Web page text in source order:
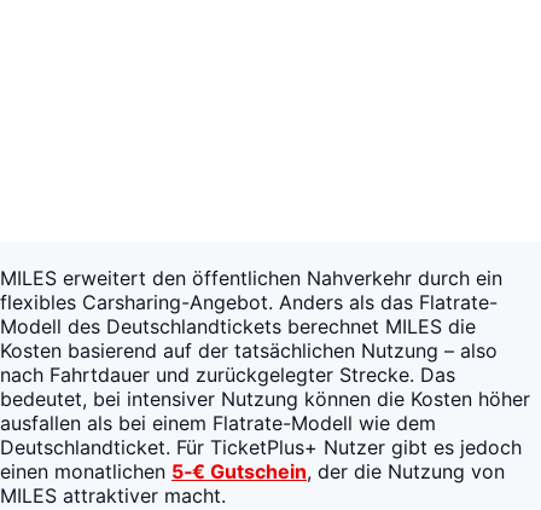
MILES erweitert den öffentlichen Nahverkehr durch ein
flexibles Carsharing-Angebot. Anders als das Flatrate-
Modell des Deutschlandtickets berechnet MILES die
Kosten basierend auf der tatsächlichen Nutzung – also
nach Fahrtdauer und zurückgelegter Strecke. Das
bedeutet, bei intensiver Nutzung können die Kosten höher
ausfallen als bei einem Flatrate-Modell wie dem
Deutschlandticket. Für TicketPlus+ Nutzer gibt es jedoch
einen monatlichen 5‑€ Gutschein, der die Nutzung von
MILES attraktiver macht.